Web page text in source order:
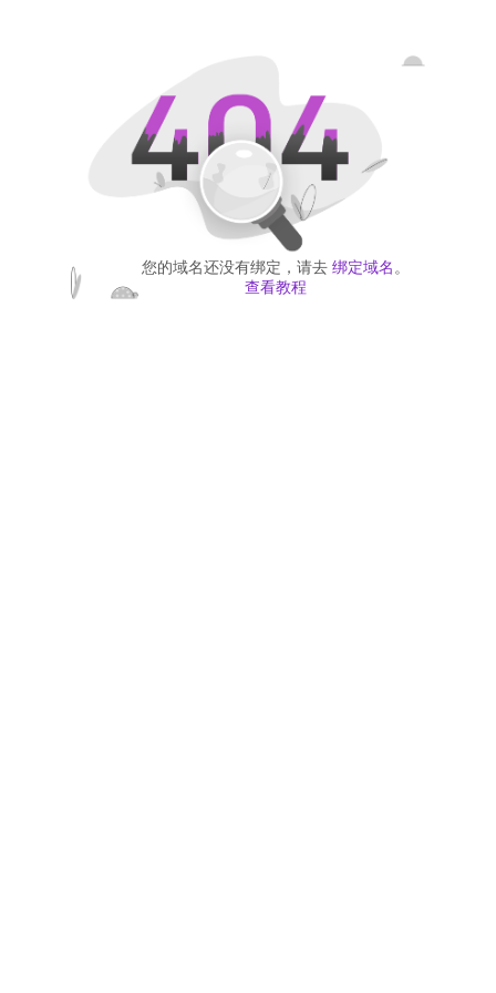
您的域名还没有绑定，请去 绑定域名 。
查看教程